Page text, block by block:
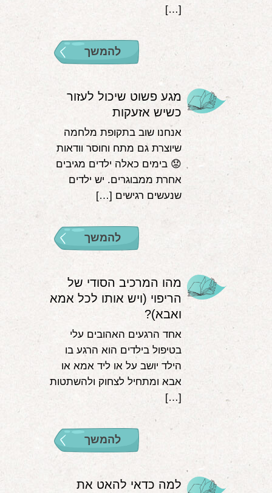
[…]
להמשך
מגע פשוט שיכול לעזור
כשיש אזעקות
אנחנו שוב בתקופת מלחמה
שיוצרת גם מתח וחוסר וודאות
😟 בימים כאלה ילדים מגיבים
אחרת ממבוגרים. יש ילדים
שנעשים רגישים […]
להמשך
מהו המרכיב הסודי של
הריפוי (ויש אותו לכל אמא
ואבא)?
אחד הרגעים האהובים עלי
בטיפול בילדים הוא הרגע בו
הילד יושב על או ליד אמא או
אבא ומתחיל לצחוק ולהשתטות
[…]
להמשך
למה כדאי להאט את